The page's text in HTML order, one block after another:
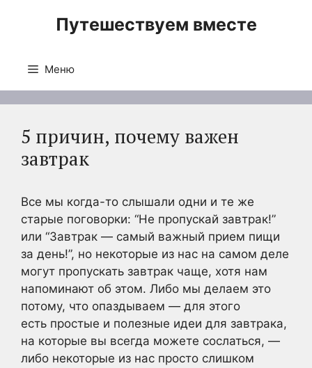
Путешествуем вместе
Меню
5 причин, почему важен
завтрак
Все мы когда-то слышали одни и те же
старые поговорки: “Не пропускай завтрак!”
или “Завтрак — самый важный прием пищи
за день!”, но некоторые из нас на самом деле
могут пропускать завтрак чаще, хотя нам
напоминают об этом. Либо мы делаем это
потому, что опаздываем — для этого
есть простые и полезные идеи для завтрака,
на которые вы всегда можете сослаться, —
либо некоторые из нас просто слишком